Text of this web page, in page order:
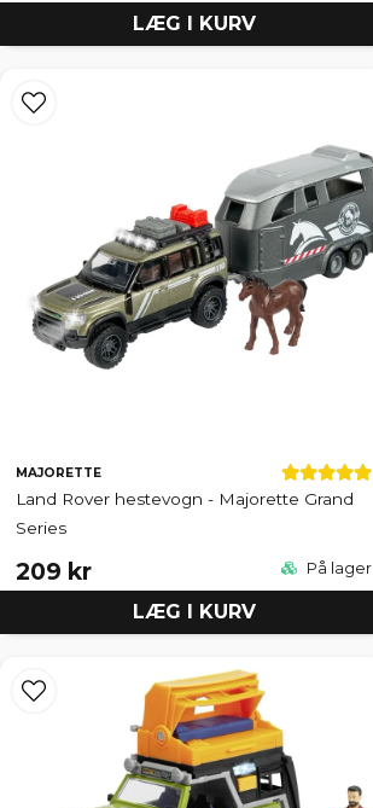
LÆG I KURV
MAJORETTE
Land Rover hestevogn - Majorette Grand
Series
209 kr På lager
LÆG I KURV